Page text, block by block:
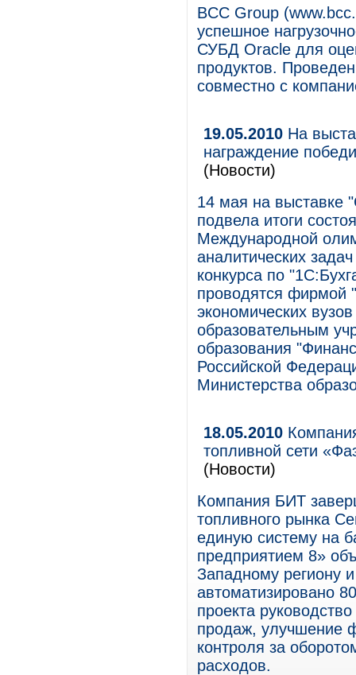
BCC Group
успешное
СУБД Oracle для
продуктов.
совместно с
19.05.2010 На
награждение
(Новости)
14 мая на выставке
подвела итоги
Международной
аналитических
конкурса по
проводятся фирмой
экономических
образовательным
образования
Российской
Министерства
18.05.2010
топливной сети
(Новости)
Компания БИТ
топливного рынка
единую систему на
предприятием 8»
Западному региону
автоматизировано
проекта
продаж, улучшение
контроля за
расходов.